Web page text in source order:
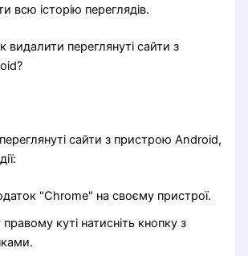
всю історію переглядів.
видалити переглянуті сайти з
сайти з пристрою Android,
"Chrome" на своєму пристрої.
куті натисніть кнопку з